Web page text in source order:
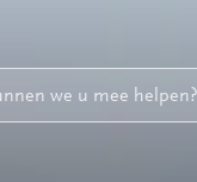
we u mee helpen?